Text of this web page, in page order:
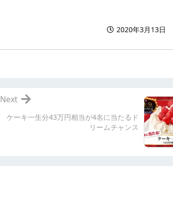
2020年3月13日
ケーキ一生分43万円相当が4名に当たるド
リームチャンス
Next